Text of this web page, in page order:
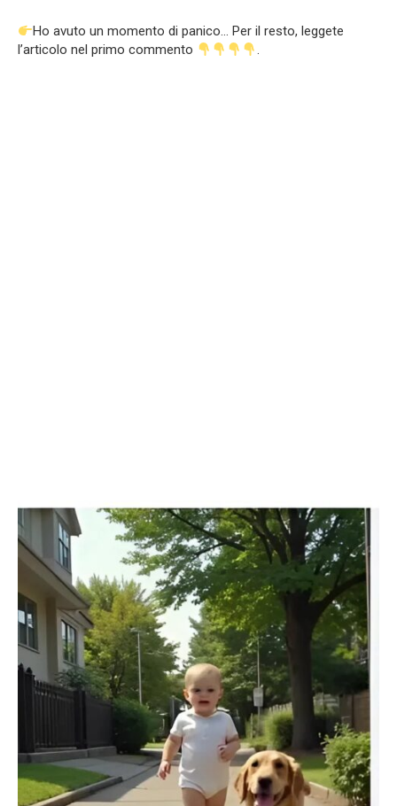
Ho avuto un momento di panico… Per il resto, leggete
l’articolo nel primo commento
.